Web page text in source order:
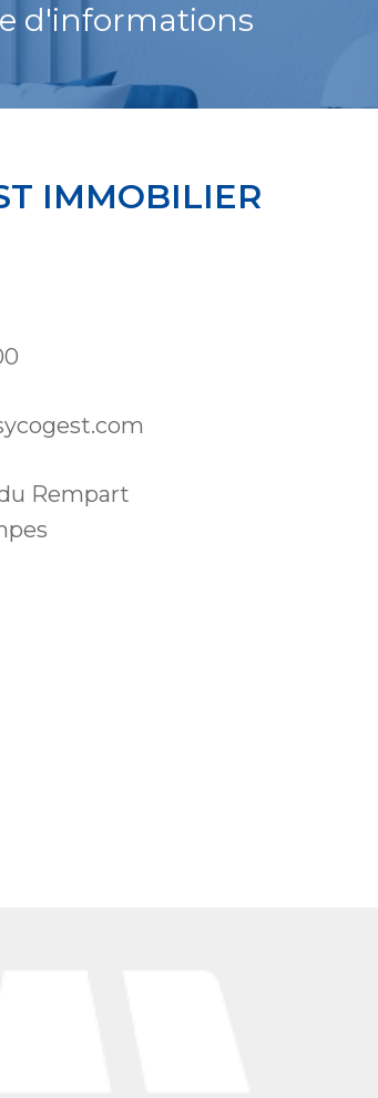
d'informations
IMMOBILIER
Rempart